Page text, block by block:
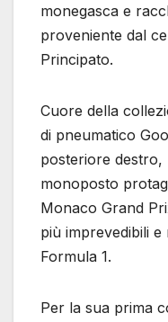
monegasca e
proveniente dal
Principato.
Cuore della
di pneumatico
posteriore destro,
monoposto
Monaco Grand
più imprevedibili
Formula 1.
Per la sua prima